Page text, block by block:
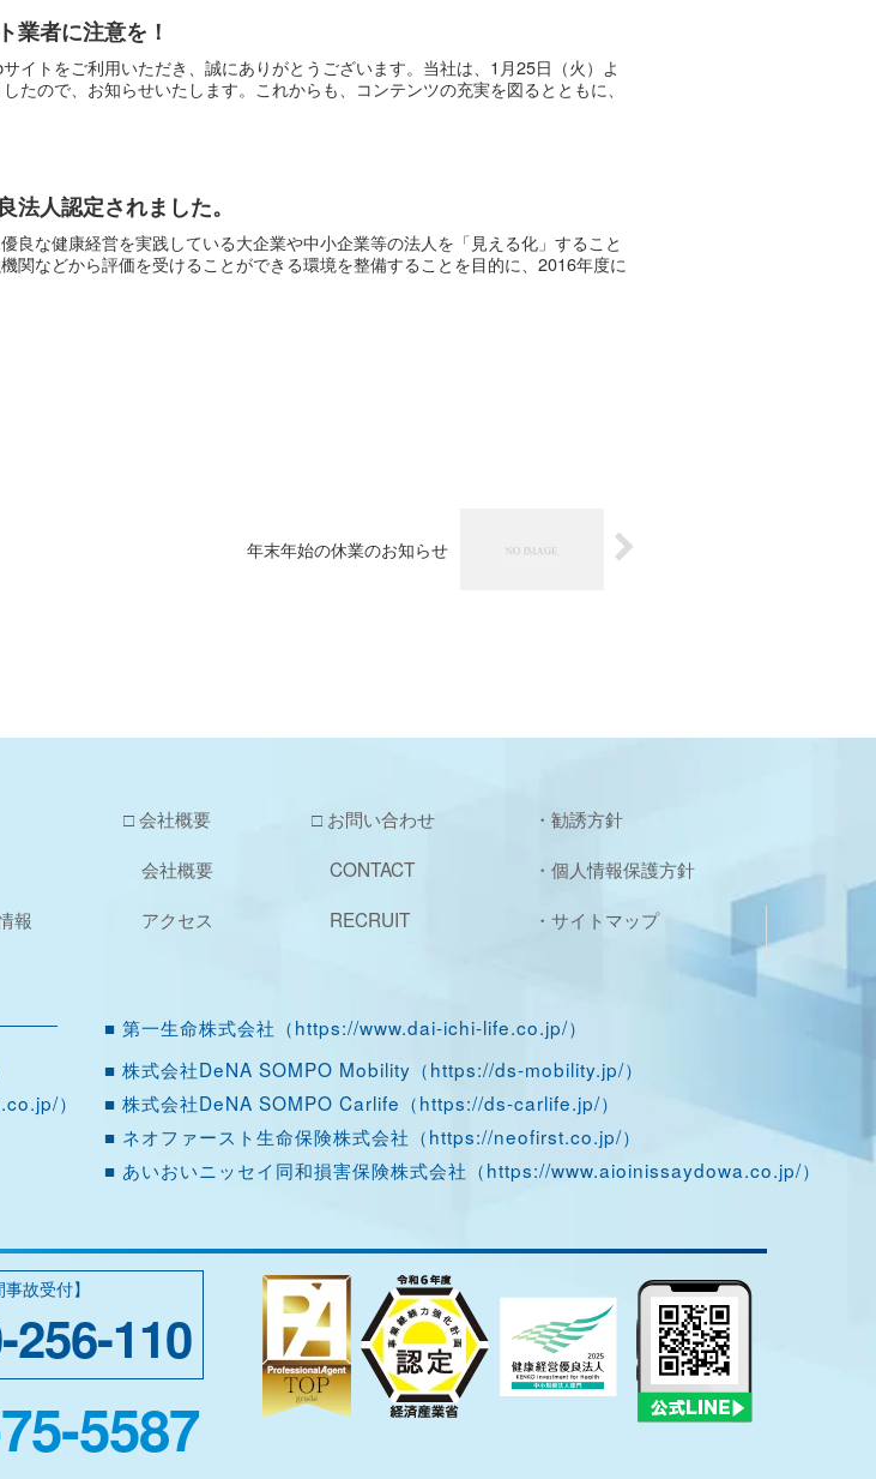
業者に注意を！
イトをご利用いただき、誠にありがとうございます。当社は、1月25日（火）よ
たので、お知らせいたします。これからも、コンテンツの充実を図るとともに、
法人認定されました。
良な健康経営を実践している大企業や中小企業等の法人を「見える化」すること
関などから評価を受けることができる環境を整備することを目的に、2016年度に
年末年始の休業のお知らせ
報
□ 会社概要
会社概要
アクセス
□ お問い合わせ
CONTACT
RECRUIT
・勧誘方針
・個人情報保護方針
・サイトマップ
■ 第一生命株式会社（https://www.dai-ichi-life.co.jp/）
■ 株式会社DeNA SOMPO Mobility（https://ds-mobility.jp/）
） ■ 株式会社DeNA SOMPO Carlife（https://ds-carlife.jp/）
■ ネオファースト生命保険株式会社（https://neofirst.co.jp/）
■ あいおいニッセイ同和損害保険株式会社（https://www.aioinissaydowa.co.jp/）
事故受付】
256-110
5587